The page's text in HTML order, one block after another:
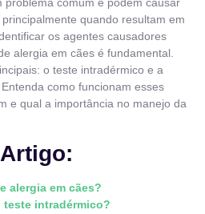
quando resultam em
os agentes causadores
alergia em cães é fundamental.
o teste intradérmico e a
como funcionam esses
e qual a importância no manejo da
alergia em cães?
intradérmico?